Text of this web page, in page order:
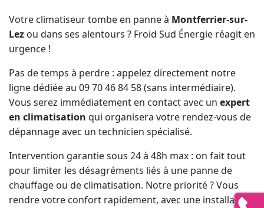
Votre climatiseur tombe en panne à Montferrier-sur-
Lez ou dans ses alentours ? Froid Sud Énergie réagit en
urgence !
Pas de temps à perdre : appelez directement notre
ligne dédiée au 09 70 46 84 58 (sans intermédiaire).
Vous serez immédiatement en contact avec un expert
en climatisation qui organisera votre rendez-vous de
dépannage avec un technicien spécialisé.
Intervention garantie sous 24 à 48h max : on fait tout
pour limiter les désagréments liés à une panne de
chauffage ou de climatisation. Notre priorité ? Vous
rendre votre confort rapidement, avec une installation